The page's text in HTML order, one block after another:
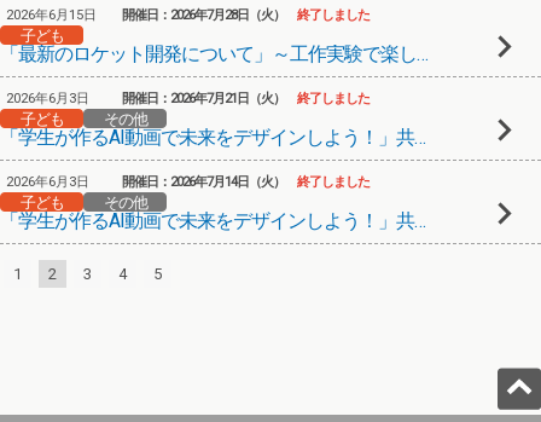
2026年6月15日
子ども
「最新のロケット開発について」～工作実験で楽しもう～
開催日：2026年7月28日（火） 終了しました
2026年6月3日
子ども その他
「学生が作るAI動画で未来をデザインしよう！」共創型動画メンター育成プログラム⑥
開催日：2026年7月21日（火） 終了しました
2026年6月3日
子ども その他
「学生が作るAI動画で未来をデザインしよう！」共創型動画メンター育成プログラム⑤
開催日：2026年7月14日（火） 終了しました
1 2 3 4 5